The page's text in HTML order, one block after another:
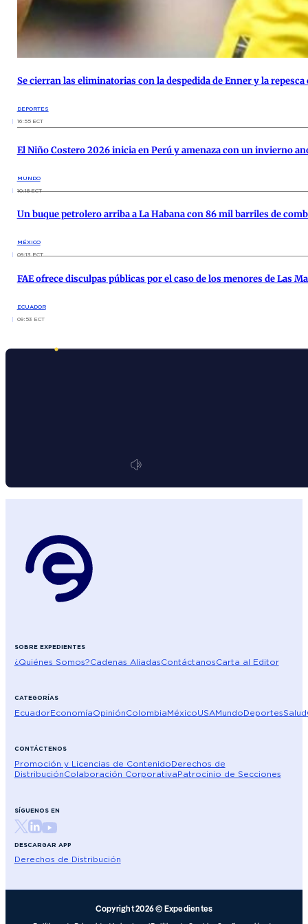
Se cierran las eliminatorias con la despedida de Enner y la
DEPORTES
16:55 ECT
El Niño Costero 2026 inicia en Perú y amenaza con un invierno
MUNDO
10:18 ECT
Un buque petrolero arriba a La Habana con 86 mil barriles de
MÉXICO
09:13 ECT
FAE ofrece disculpas públicas por el caso de los menores de Las
ECUADOR
09:53 ECT
SOBRE EXPEDIENTES
¿Quiénes Somos?Cadenas AliadasContáctanosCarta al Editor
CATEGORÍAS
EcuadorEconomíaOpiniónColombiaMéxicoUSAMundoDeportesSalud
CONTÁCTENOS
Promoción y Licencias de ContenidoDerechos de
DistribuciónColaboración CorporativaPatrocinio de Secciones
SÍGUENOS EN
DESCARGAR APP
Derechos de Distribución
Copyright 2026 © Expedientes